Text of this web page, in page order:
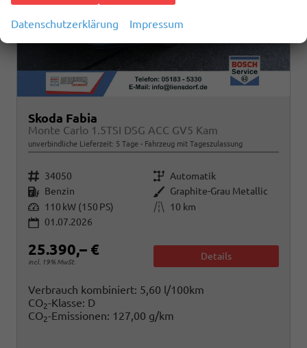
Skoda Fabia
Monte Carlo 1.5TSI DSG ACC GV5 Kam
unverbindliche Lieferzeit: 5 Tage Fahrzeug mit Tageszulassung
Fahrzeugnr. 34050 Getriebe Automatik
Kraftstoff Benzin Außenfarbe Graphite-Grau Metallic
Leistung 110 kW (150 PS) Kilometerstand
10 km
01.07.2026
25.390,– €
incl. 19% MwSt.
Details
Verbrauch kombiniert: 5,60 l/100km
CO2-Klasse: D
CO2-Emissionen: 127,00 g/km
Datenschutzerklärung Impressum